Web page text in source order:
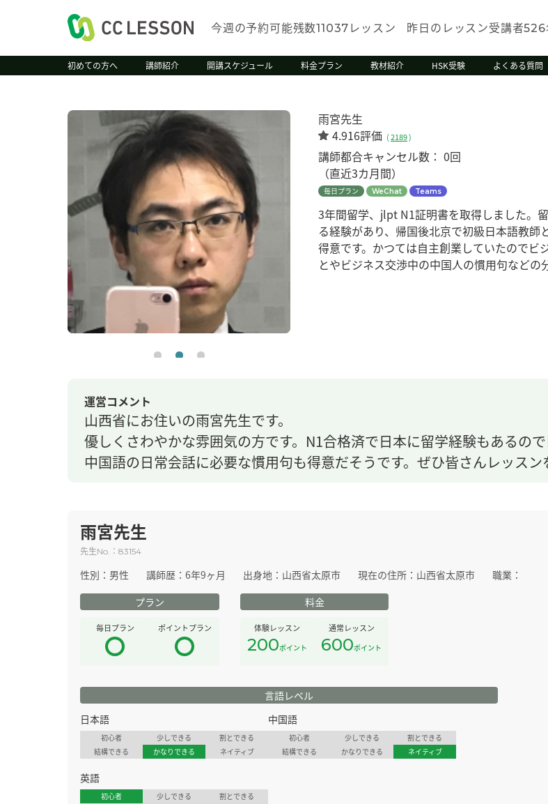
今週の予約可能残数11037 レッスン 昨日のレッスン受講者526
初めての方へ 講師紹介 開講スケジュール 料金プラン 教材紹介 HSK受験 よくある質問
雨宮先生
4.916評価 (2189)
講師都合キャンセル数： 0回
（直近3カ月間）
毎日プラン WeChat Teams
3年間留学、jlpt N1証明書を取得しました。
る経験があり、帰国後北京で初級日本語教
得意です。かつては自主創業していたので
とやビジネス交渉中の中国人の慣用句などの
運営コメント
山西省にお住いの雨宮先生です。
優しくさわやかな雰囲気の方です。N1合格済で日本に留学経験もあるの
中国語の日常会話に必要な慣用句も得意だそうです。ぜひ皆さんレッスン
雨宮先生
先生No. ： 83154
性別： 男性 講師歴： 6年9ヶ月 出身地： 山西省太原市 現在の住所： 山西省太原市
職業：
プラン
毎日プラン ポイントプラン
料金
体験レッスン
200ポイント
通常レッスン
600ポイント
言語レベル
日本語
初心者 少しできる
割とできる
結構できる
かなりできる ネイティブ
中国語
初心者 少しできる
割とできる
結構できる
かなりできる ネイティブ
英語
初心者 少しできる
割とできる